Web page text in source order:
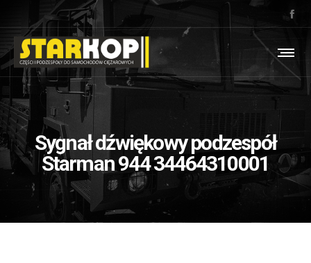
Sygnał dźwiękowy podzespół
Starman 944 34464310001